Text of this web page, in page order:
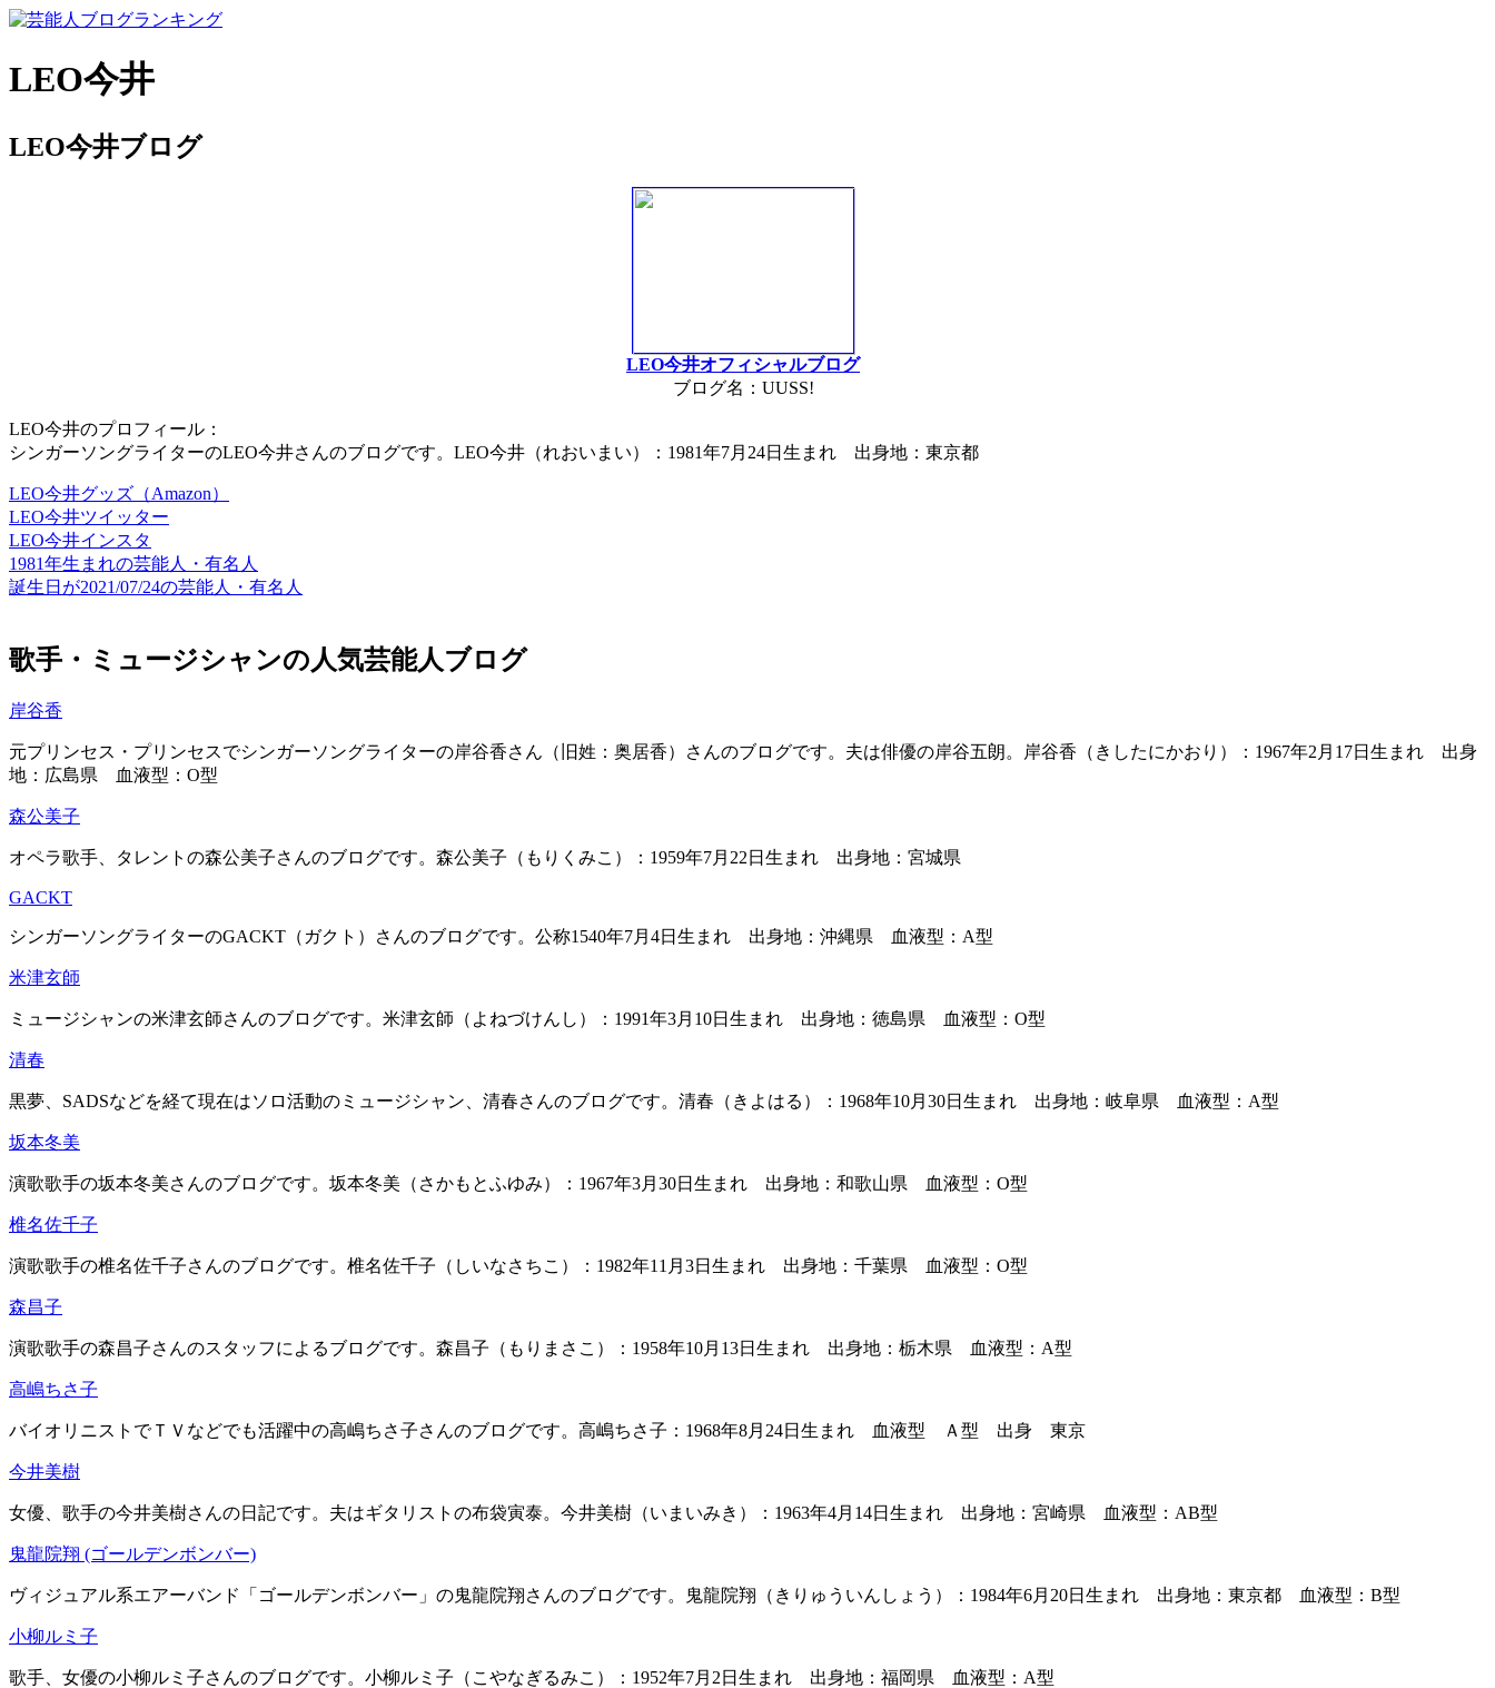
LEO今井
LEO今井ブログ
LEO今井オフィシャルブログ
ブログ名：UUSS!
LEO今井のプロフィール：
シンガーソングライターのLEO今井さんのブログです。LEO今井（れおいまい）：1981年7月24日生まれ 出身地：東京都
LEO今井グッズ（Amazon）
LEO今井ツイッター
LEO今井インスタ
1981年生まれの芸能人・有名人
誕生日が2021/07/24の芸能人・有名人
歌手・ミュージシャンの人気芸能人ブログ
岸谷香
元プリンセス・プリンセスでシンガーソングライターの岸谷香さん（旧姓：奥居香）さんのブログです。夫は俳優の岸谷五朗。岸谷香（きしたにかおり）：1967年2月17日生まれ 出身
地：広島県 血液型：O型
森公美子
オペラ歌手、タレントの森公美子さんのブログです。森公美子（もりくみこ）：1959年7月22日生まれ 出身地：宮城県
GACKT
シンガーソングライターのGACKT（ガクト）さんのブログです。公称1540年7月4日生まれ 出身地：沖縄県 血液型：A型
米津玄師
ミュージシャンの米津玄師さんのブログです。米津玄師（よねづけんし）：1991年3月10日生まれ 出身地：徳島県 血液型：O型
清春
黒夢、SADSなどを経て現在はソロ活動のミュージシャン、清春さんのブログです。清春（きよはる）：1968年10月30日生まれ 出身地：岐阜県 血液型：A型
坂本冬美
演歌歌手の坂本冬美さんのブログです。坂本冬美（さかもとふゆみ）：1967年3月30日生まれ 出身地：和歌山県 血液型：O型
椎名佐千子
演歌歌手の椎名佐千子さんのブログです。椎名佐千子（しいなさちこ）：1982年11月3日生まれ 出身地：千葉県 血液型：O型
森昌子
演歌歌手の森昌子さんのスタッフによるブログです。森昌子（もりまさこ）：1958年10月13日生まれ 出身地：栃木県 血液型：A型
高嶋ちさ子
バイオリニストでＴＶなどでも活躍中の高嶋ちさ子さんのブログです。高嶋ちさ子：1968年8月24日生まれ 血液型 Ａ型 出身 東京
今井美樹
女優、歌手の今井美樹さんの日記です。夫はギタリストの布袋寅泰。今井美樹（いまいみき）：1963年4月14日生まれ 出身地：宮崎県 血液型：AB型
鬼龍院翔 (ゴールデンボンバー)
ヴィジュアル系エアーバンド「ゴールデンボンバー」の鬼龍院翔さんのブログです。鬼龍院翔（きりゅういんしょう）：1984年6月20日生まれ 出身地：東京都 血液型：B型
小柳ルミ子
歌手、女優の小柳ルミ子さんのブログです。小柳ルミ子（こやなぎるみこ）：1952年7月2日生まれ 出身地：福岡県 血液型：A型